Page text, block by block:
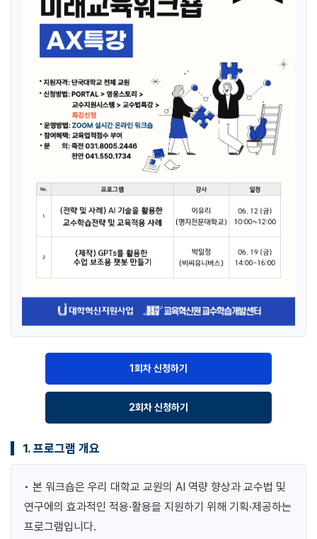
1회차 신청하기
2회차 신청하기
1. 프로그램 개요
• 본 워크숍은 우리 대학교 교원의 AI 역량 향상과 교수법 및
연구에의 효과적인 적용·활용을 지원하기 위해 기획·제공하는
프로그램입니다.